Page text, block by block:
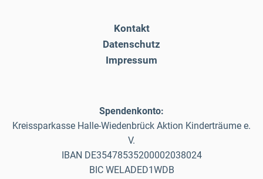
Kontakt
Datenschutz
Impressum
Spendenkonto:
Kreissparkasse Halle-Wiedenbrück Aktion Kinderträume e.
V.
IBAN DE35478535200002038024
BIC WELADED1WDB